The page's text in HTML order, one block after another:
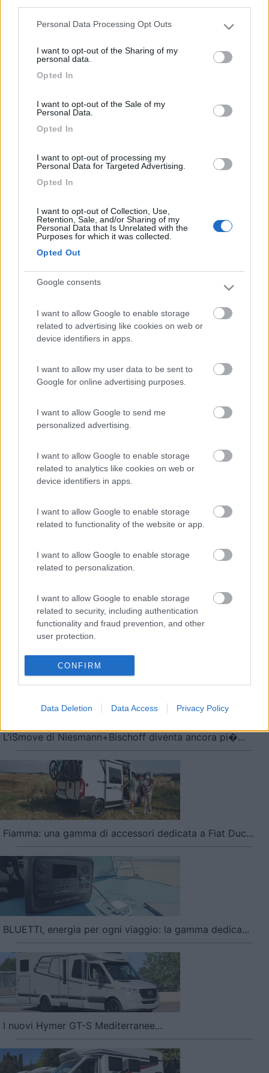
Please note that this website/app uses one or more Google
not limited to your visit or usage behaviour. You may click to
use your data for below specified purposes in below Google
Personal Data Processing Opt Outs
I want to opt-out of the Sharing of my
personal data.
Opted In
I want to opt-out of the Sale of my
Personal Data.
Opted In
I want to opt-out of processing my
Personal Data for Targeted Advertising.
Opted In
I want to opt-out of Collection, Use,
Retention, Sale, and/or Sharing of my
Personal Data that Is Unrelated with the
Purposes for which it was collected.
Opted Out
Google consents
I want to allow Google to enable storage
related to advertising like cookies on web or
device identifiers in apps.
I want to allow my user data to be sent to
Google for online advertising purposes.
I want to allow Google to send me
personalized advertising.
I want to allow Google to enable storage
related to analytics like cookies on web or
device identifiers in apps.
I want to allow Google to enable storage
related to functionality of the website or app.
I want to allow Google to enable storage
related to personalization.
I want to allow Google to enable storage
related to security, including authentication
functionality and fraud prevention, and other
user protection.
CONFIRM
Data Deletion Data Access Privacy Policy
Roller Team Livingstone K2 Go
Roller Team Kronos 290 M Sport, scopriamolo in 100 secondi
30 gg 3 Mesi
L’iSmove di Niesmann+Bischoff diventa ancora pi�...
Fiamma: una gamma di accessori dedicata a Fiat Duc...
BLUETTI, energia per ogni viaggio: la gamma dedica...
I nuovi Hymer GT-S Mediterranee...